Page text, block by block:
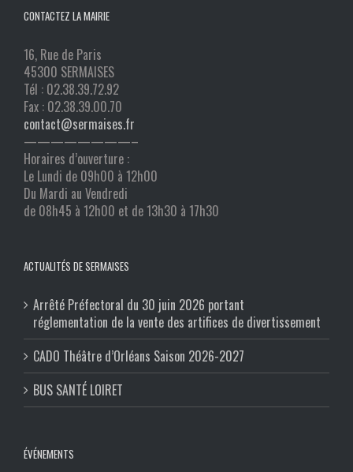
CONTACTEZ LA MAIRIE
16, Rue de Paris
45300 SERMAISES
Tél : 02.38.39.72.92
Fax : 02.38.39.00.70
contact@sermaises.fr
————————–
Horaires d’ouverture :
Le Lundi de 09h00 à 12h00
Du Mardi au Vendredi
de 08h45 à 12h00 et de 13h30 à 17h30
ACTUALITÉS DE SERMAISES
Arrêté Préfectoral du 30 juin 2026 portant
réglementation de la vente des artifices de divertissement
CADO Théâtre d’Orléans Saison 2026-2027
BUS SANTÉ LOIRET
ÉVÉNEMENTS